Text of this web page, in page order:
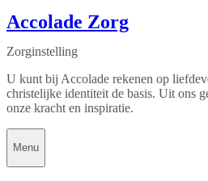
Accolade Zorg
Zorginstelling
U kunt bij Accolade rekenen op
christelijke identiteit de basis. Uit ons
onze kracht en inspiratie.
Menu